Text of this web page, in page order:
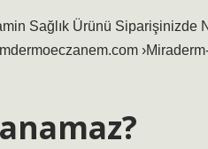
Sağlık Ürünü Siparişinizde